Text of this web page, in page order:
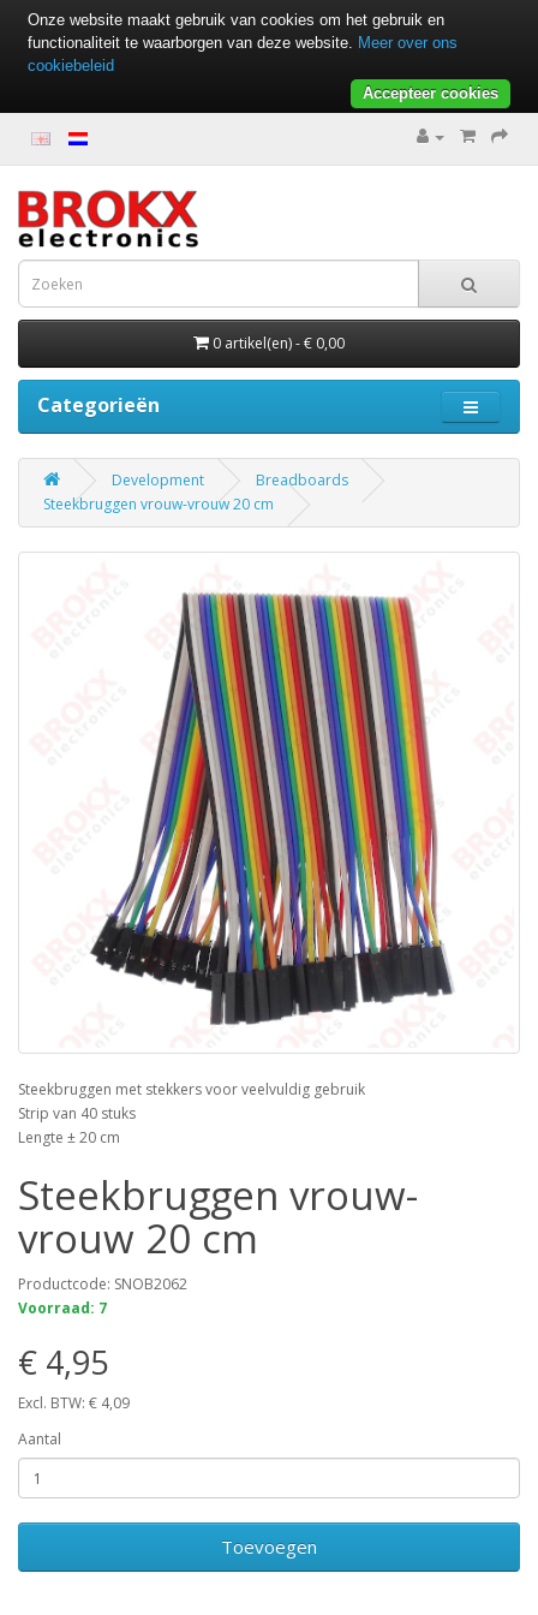
0 artikel(en) - € 0,00
Categorieën
Development
Breadboards
Steekbruggen vrouw-vrouw 20 cm
Steekbruggen met stekkers voor veelvuldig gebruik
Strip van 40 stuks
Lengte ± 20 cm
Steekbruggen vrouw-
vrouw 20 cm
Productcode: SNOB2062
Voorraad: 7
€ 4,95
Excl. BTW: € 4,09
Aantal
Toevoegen
Onze website maakt gebruik van cookies om het gebruik en
functionaliteit te waarborgen van deze website. Meer over ons
cookiebeleid
Accepteer cookies